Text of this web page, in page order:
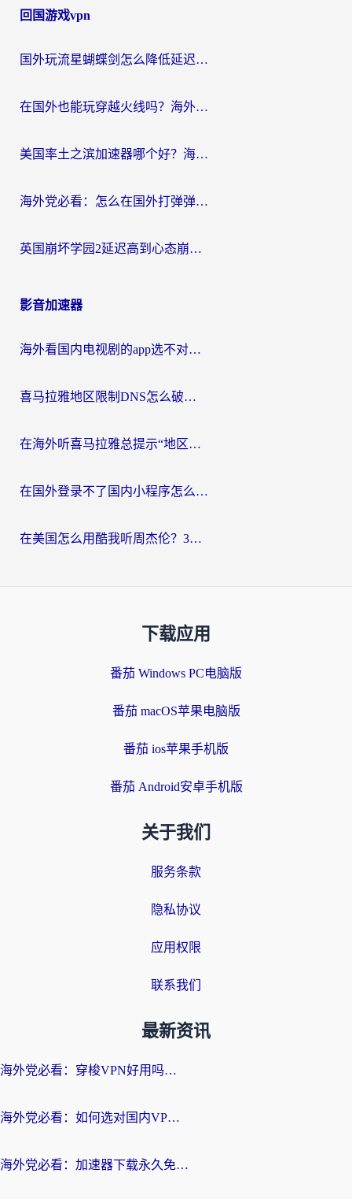
回国游戏vpn
国外玩流星蝴蝶剑怎么降低延迟？海外党必看的加速秘籍（含欧洲鸣潮&彩虹岛优化攻略）
在国外也能玩穿越火线吗？海外玩家国服游戏畅玩终极指南
美国率土之滨加速器哪个好？海外党国服游戏畅玩终极指南（附多游戏解决方案）
海外党必看：怎么在国外打弹弹堂不卡？番茄加速器亲测指南
英国崩坏学园2延迟高到心态崩？海外党国服游戏加速终极指南
影音加速器
海外看国内电视剧的app选不对？这份回国加速器避坑指南帮你流畅追剧
喜马拉雅地区限制DNS怎么破？海外党听国内音乐听书的终极解决方案
在海外听喜马拉雅总提示“地区限制”？3步轻松解除+听国内音乐全攻略
在国外登录不了国内小程序怎么办？选对回国加速器，轻松解锁国内资源
在美国怎么用酷我听周杰伦？3步搞定海外听歌难题
下载应用
番茄 Windows PC电脑版
番茄 macOS苹果电脑版
番茄 ios苹果手机版
番茄 Android安卓手机版
关于我们
服务条款
隐私协议
应用权限
联系我们
最新资讯
海外党必看：穿梭VPN好用吗？和云帆VPN对比哪个回国效果更好？附真实测评+避坑指南
海外党必看：如何选对国内VPN，实现无缝访问国内资源？
海外党必看：加速器下载永久免费版真的存在吗？教你无缝访问国内资源的正确姿势